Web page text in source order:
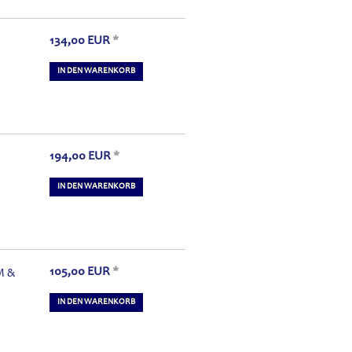
134,00 EUR *
IN DEN WARENKORB
194,00 EUR *
IN DEN WARENKORB
& 105,00 EUR *
IN DEN WARENKORB